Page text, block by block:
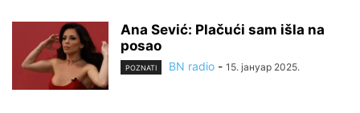
Ana Sević: Plačući sam išla na
posao
POZNATI BN radio - 15. јануар 2025.